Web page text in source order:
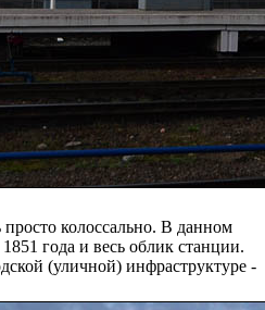
просто колоссально. В данном
года и весь облик станции.
(уличной) инфраструктуре -